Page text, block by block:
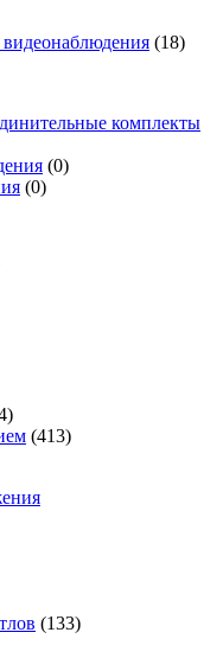
(18)
комплекты
(0)
(0)
(413)
(133)